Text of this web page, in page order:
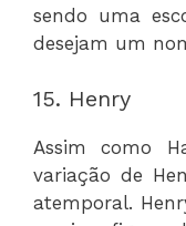
sendo uma
desejam um
15. Henry
Assim como
variação de
atemporal.